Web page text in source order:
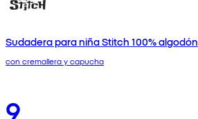
Sudadera para niña Stitch 100% algodón
con cremallera y capucha
9